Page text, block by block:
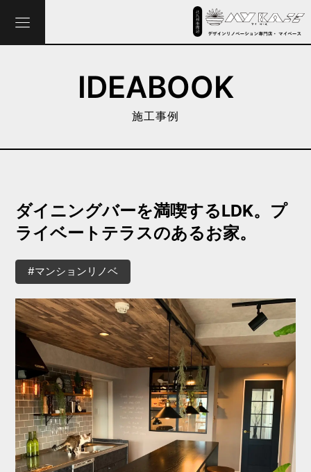
IDEABOOK
施工事例
ダイニングバーを満喫するLDK。プ
ライベートテラスのあるお家。
#マンションリノベ